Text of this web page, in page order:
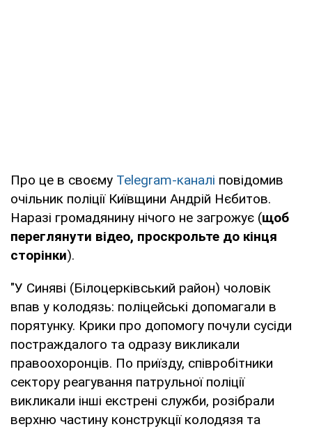
Про це в своєму Telegram-каналі повідомив
очільник поліції Київщини Андрій Нєбитов.
Наразі громадянину нічого не загрожує (щоб
переглянути відео, проскрольте до кінця
сторінки).
"У Синяві (Білоцерківський район) чоловік
впав у колодязь: поліцейські допомагали в
порятунку. Крики про допомогу почули сусіди
постраждалого та одразу викликали
правоохоронців. По приїзду, співробітники
сектору реагування патрульної поліції
викликали інші екстрені служби, розібрали
верхню частину конструкції колодязя та